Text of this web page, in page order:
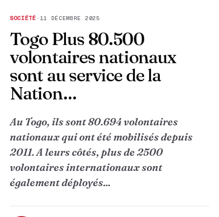
SOCIÉTÉ · 11 DÉCEMBRE 2025
Togo Plus 80.500
volontaires nationaux
sont au service de la
Nation…
Au Togo, ils sont 80.694 volontaires
nationaux qui ont été mobilisés depuis
2011. A leurs côtés, plus de 2500
volontaires internationaux sont
également déployés...